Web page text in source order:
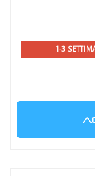
1-3